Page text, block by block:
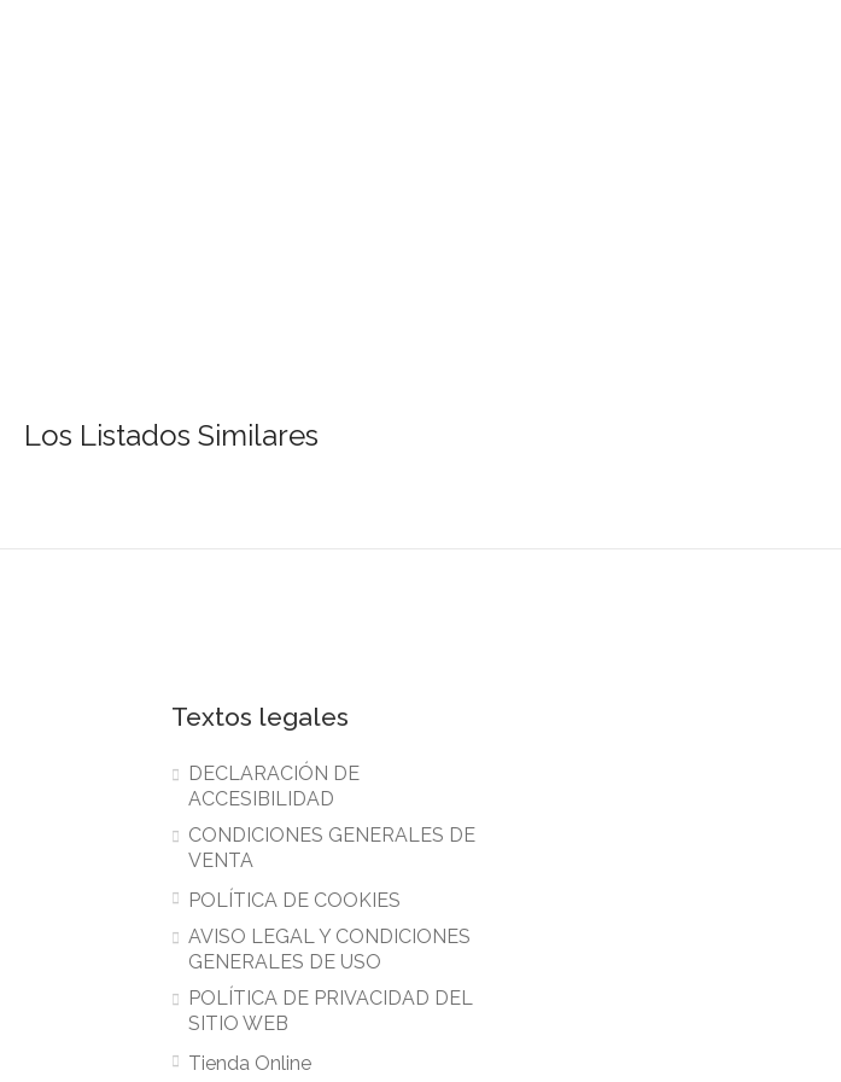
Los Listados Similares
Textos legales
DECLARACIÓN DE
ACCESIBILIDAD
CONDICIONES GENERALES DE
VENTA
POLÍTICA DE COOKIES
AVISO LEGAL Y CONDICIONES
GENERALES DE USO
POLÍTICA DE PRIVACIDAD DEL
SITIO WEB
Tienda Online